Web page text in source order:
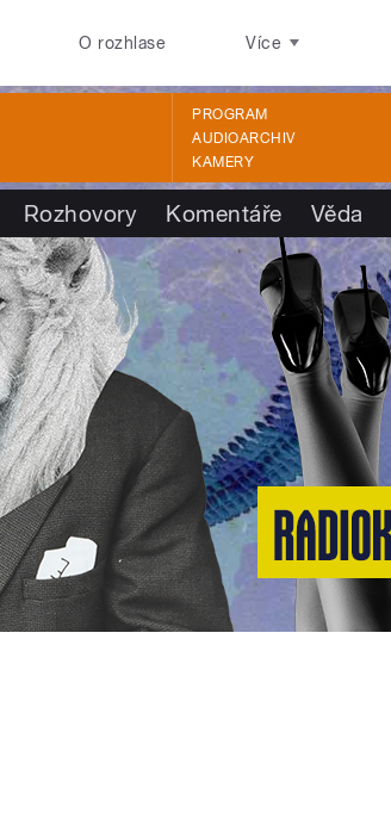
O rozhlase Více
PROGRAM
AUDIOARCHIV
KAMERY
Rozhovory Komentáře Věda